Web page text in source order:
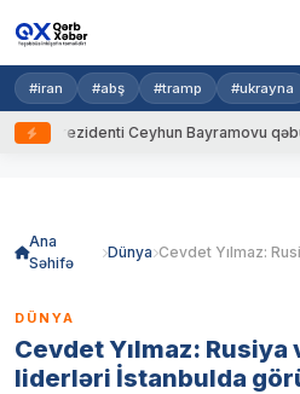
#iran #abş #tramp #ukrayna
Prezidenti Ceyhun Bayramovu qəbul
Ana
Səhifə
Dünya
DÜNYA
Cevdet Yılmaz: Rusiya
liderləri İstanbulda